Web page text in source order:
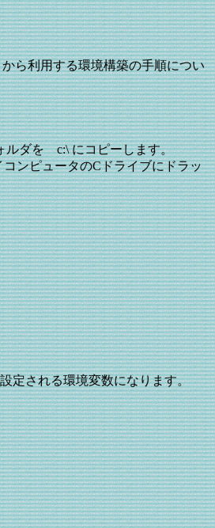
ら利用する環境構築の手順につい
ルダを c:\ にコピーします。
ンピュータのCドライブにドラッ
定される環境変数になります。